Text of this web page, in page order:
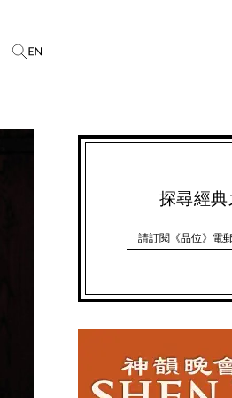
探尋經典